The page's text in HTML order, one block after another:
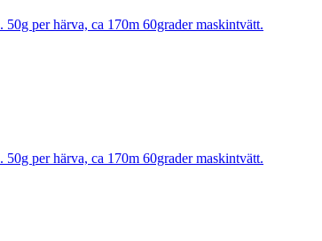
per härva, ca 170m 60grader maskintvätt.
per härva, ca 170m 60grader maskintvätt.